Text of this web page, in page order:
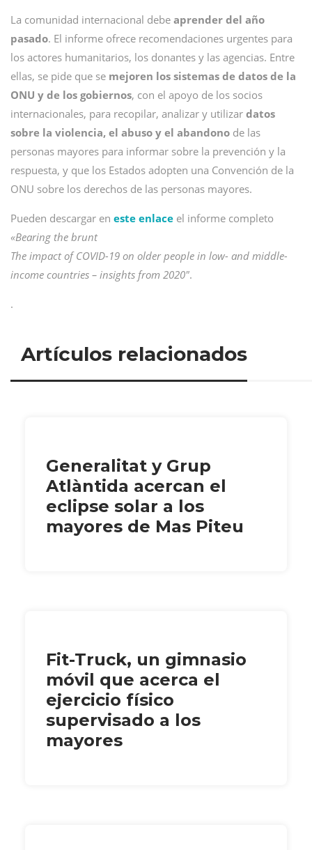
La comunidad internacional debe aprender del año
pasado. El informe ofrece recomendaciones urgentes para
los actores humanitarios, los donantes y las agencias. Entre
ellas, se pide que se mejoren los sistemas de datos de la
ONU y de los gobiernos, con el apoyo de los socios
internacionales, para recopilar, analizar y utilizar datos
sobre la violencia, el abuso y el abandono de las
personas mayores para informar sobre la prevención y la
respuesta, y que los Estados adopten una Convención de la
ONU sobre los derechos de las personas mayores.
Pueden descargar en este enlace el informe completo
«Bearing the brunt
The impact of COVID-19 on older people in low- and middle-
income countries – insights from 2020″.
.
Artículos relacionados
Generalitat y Grup
Atlàntida acercan el
eclipse solar a los
mayores de Mas Piteu
Fit-Truck, un gimnasio
móvil que acerca el
ejercicio físico
supervisado a los
mayores